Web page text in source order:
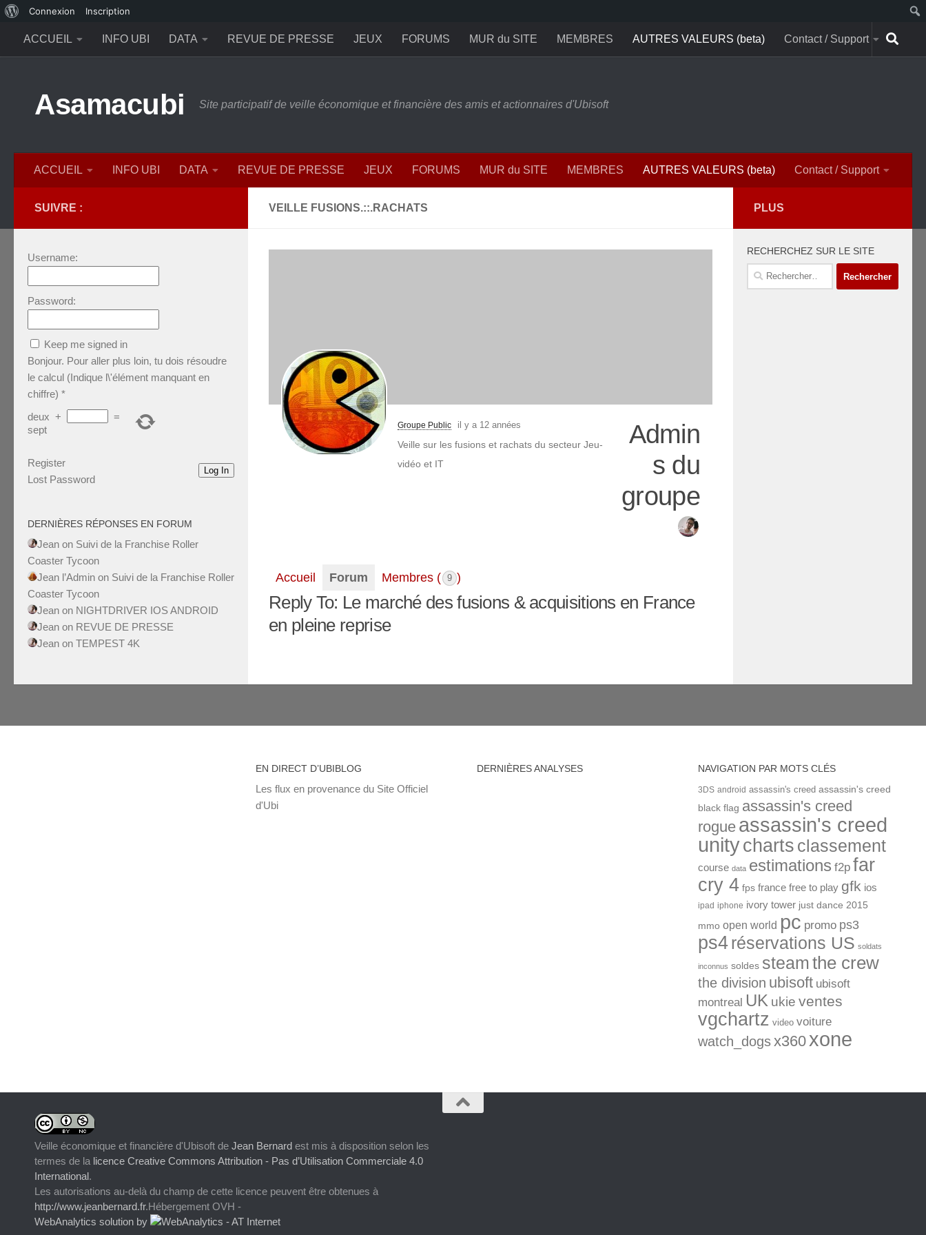
propos
de
Connexion Inscription
ACCUEIL
INFO UBI DATA REVUE DE PRESSE JEUX FORUMS MUR du SITE MEMBRES AUTRES VALEURS (beta) Contact / Support
Asamacubi Site participatif de veille économique et financière des amis et actionnaires d'Ubisoft
ACCUEIL INFO UBI DATA REVUE DE PRESSE JEUX FORUMS MUR du SITE MEMBRES AUTRES VALEURS (beta) Contact / Support
VEILLE FUSIONS.::.RACHATS
Groupe Public il y a 12 années
Veille sur les fusions et rachats du secteur Jeu-
vidéo et IT
Admin
s du
groupe
Accueil Forum Membres ( 9 )
Reply To: Le marché des fusions & acquisitions en France
en pleine reprise
SUIVRE :
Username:
Password:
Keep me signed in
Bonjour. Pour aller plus loin, tu dois résoudre
le calcul (Indique l\'élément manquant en
chiffre) *
deux +
=
sept
Log In
Register
Lost Password
DERNIÈRES RÉPONSES EN FORUM
Jean on Suivi de la Franchise Roller
Coaster Tycoon
Jean l’Admin on Suivi de la Franchise Roller
Coaster Tycoon
Jean on NIGHTDRIVER IOS ANDROID
Jean on REVUE DE PRESSE
Jean on TEMPEST 4K
PLUS
RECHERCHEZ SUR LE SITE
Rechercher :
EN DIRECT D’UBIBLOG
Les flux en provenance du Site Officiel
d'Ubi
DERNIÈRES ANALYSES NAVIGATION PAR MOTS CLÉS
3DS android assassin's creed assassin's creed
black flag assassin's creed
rogue assassin's creed
unitycharts classement
course data estimations f2p far
cry 4 fps france free to play gfk ios
ipad iphone ivory tower just dance 2015
mmo open world pc promo ps3
ps4réservations US soldats
inconnus soldes steamthe crew
the division ubisoft ubisoft
montreal UK ukie ventes
vgchartz video voiture
watch_dogsx360 xone
Veille économique et financière d'Ubisoft de Jean Bernard est mis à disposition selon les
termes de la licence Creative Commons Attribution - Pas d’Utilisation Commerciale 4.0
International.
Les autorisations au-delà du champ de cette licence peuvent être obtenues à
http://www.jeanbernard.fr.Hébergement OVH -
WebAnalytics solution by